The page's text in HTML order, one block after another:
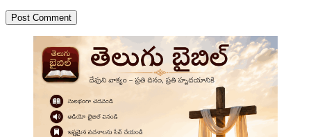
Post Comment